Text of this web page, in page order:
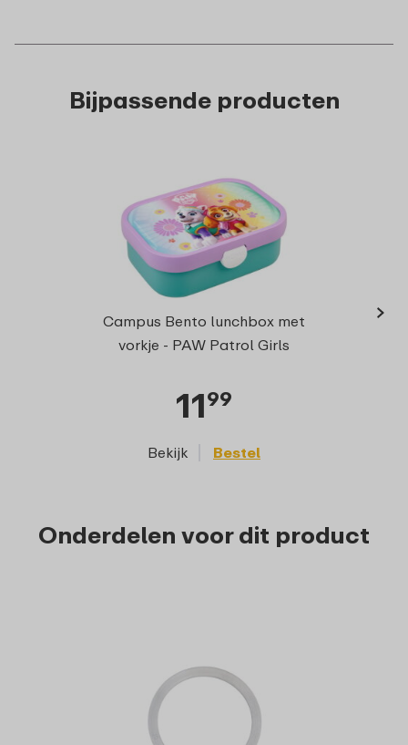
Bijpassende producten
Campus Bento lunchbox met
vorkje - PAW Patrol Girls
1199
Bekijk Bestel
›
Onderdelen voor dit product